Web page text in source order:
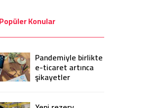
Popüler Konular
Pandemiyle birlikte
e-ticaret artınca
şikayetler
de katlandı